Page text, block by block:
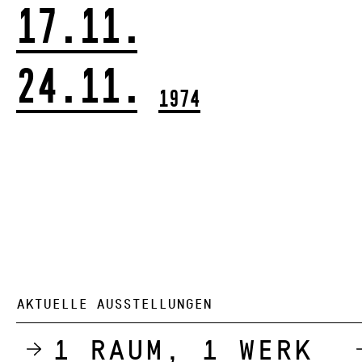
17.11.
24.11.
1974
AKTUELLE AUSSTELLUNGEN
1 Raum, 1 Werk